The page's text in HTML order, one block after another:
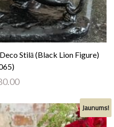
Stilā (Black Lion Figure)
Jaunums!